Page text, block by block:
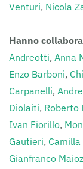
Venturi, Nicola
Hanno
Andreotti, Anna
Enzo Barboni,
Carpanelli,
Diolaiti, Roberto
Ivan Fiorillo,
Gautieri, Camilla
Gianfranco